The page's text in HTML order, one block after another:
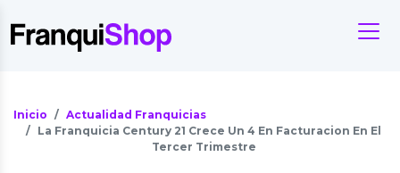
Inicio
Actualidad Franquicias
La Franquicia Century 21 Crece Un 4 En Facturacion En El
Tercer Trimestre